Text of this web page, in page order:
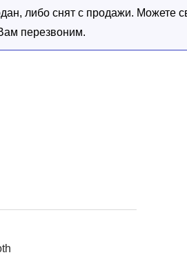
либо снят с продажи. Можете
перезвоним.